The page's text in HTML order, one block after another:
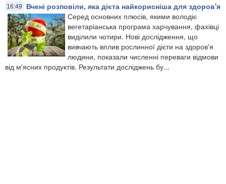
16:49
Вчені розповіли, яка дієта найкорисніша для здоров'я
Серед основних плюсів, якими володіє
вегетаріанська програма харчування, фахівці
виділили чотири. Нові дослідження, що
вивчають вплив рослинної дієти на здоров'я
людини, показали численні переваги відмови
від м'ясних продуктів. Результати досліджень бу...